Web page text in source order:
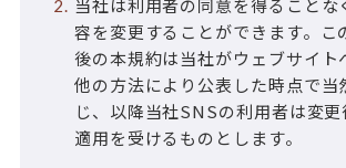
当社は利用者の同意を得ることな
容を変更することができます。こ
後の本規約は当社がウェブサイト
他の方法により公表した時点で当
じ、以降当社SNSの利用者は変
適用を受けるものとします。